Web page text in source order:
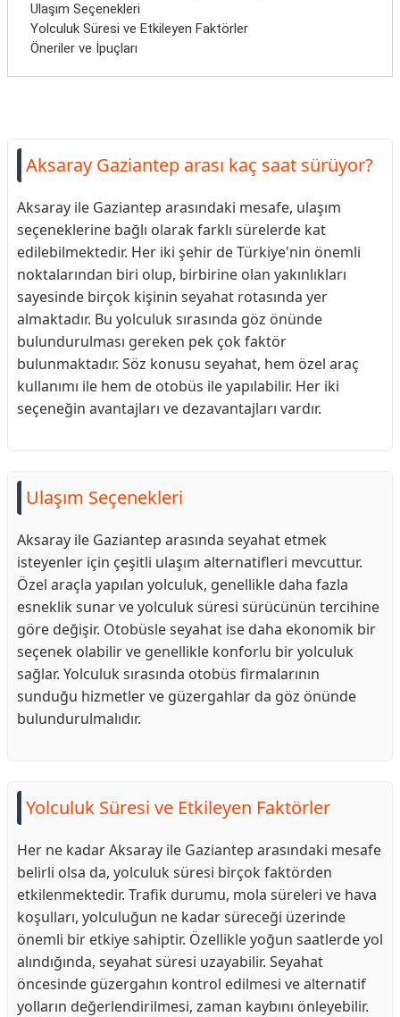
Ulaşım Seçenekleri
Yolculuk Süresi ve Etkileyen Faktörler
Öneriler ve İpuçları
Aksaray Gaziantep arası kaç saat sürüyor?
Aksaray ile Gaziantep arasındaki mesafe, ulaşım
seçeneklerine bağlı olarak farklı sürelerde kat
edilebilmektedir. Her iki şehir de Türkiye'nin önemli
noktalarından biri olup, birbirine olan yakınlıkları
sayesinde birçok kişinin seyahat rotasında yer
almaktadır. Bu yolculuk sırasında göz önünde
bulundurulması gereken pek çok faktör
bulunmaktadır. Söz konusu seyahat, hem özel araç
kullanımı ile hem de otobüs ile yapılabilir. Her iki
seçeneğin avantajları ve dezavantajları vardır.
Ulaşım Seçenekleri
Aksaray ile Gaziantep arasında seyahat etmek
isteyenler için çeşitli ulaşım alternatifleri mevcuttur.
Özel araçla yapılan yolculuk, genellikle daha fazla
esneklik sunar ve yolculuk süresi sürücünün tercihine
göre değişir. Otobüsle seyahat ise daha ekonomik bir
seçenek olabilir ve genellikle konforlu bir yolculuk
sağlar. Yolculuk sırasında otobüs firmalarının
sunduğu hizmetler ve güzergahlar da göz önünde
bulundurulmalıdır.
Yolculuk Süresi ve Etkileyen Faktörler
Her ne kadar Aksaray ile Gaziantep arasındaki mesafe
belirli olsa da, yolculuk süresi birçok faktörden
etkilenmektedir. Trafik durumu, mola süreleri ve hava
koşulları, yolculuğun ne kadar süreceği üzerinde
önemli bir etkiye sahiptir. Özellikle yoğun saatlerde yol
alındığında, seyahat süresi uzayabilir. Seyahat
öncesinde güzergahın kontrol edilmesi ve alternatif
yolların değerlendirilmesi, zaman kaybını önleyebilir.